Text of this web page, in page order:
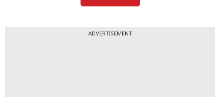
ADVERTISEMENT